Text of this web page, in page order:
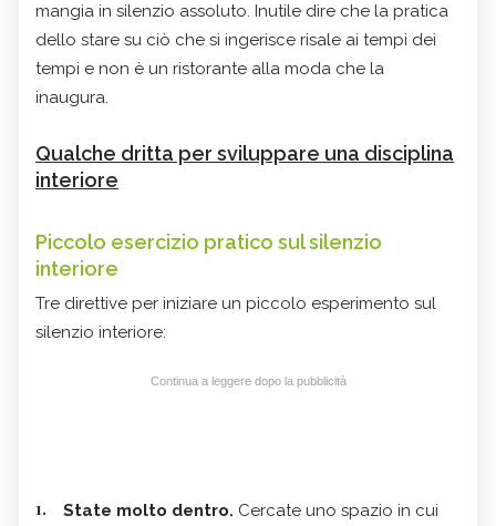
mangia in silenzio assoluto. Inutile dire che la pratica
dello stare su ciò che si ingerisce risale ai tempi dei
tempi e non è un ristorante alla moda che la
inaugura.
Qualche dritta per sviluppare una disciplina
interiore
Piccolo esercizio pratico sul silenzio
interiore
Tre direttive per iniziare un piccolo esperimento sul
silenzio interiore:
Continua a leggere dopo la pubblicità
State molto dentro. Cercate uno spazio in cui